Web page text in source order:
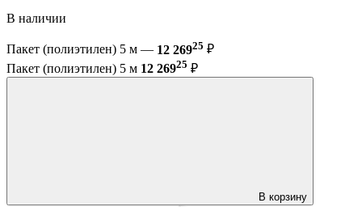
В наличии
Пакет (полиэтилен) 5 м — 12 26925 ₽
Пакет (полиэтилен) 5 м 12 26925 ₽
В корзину